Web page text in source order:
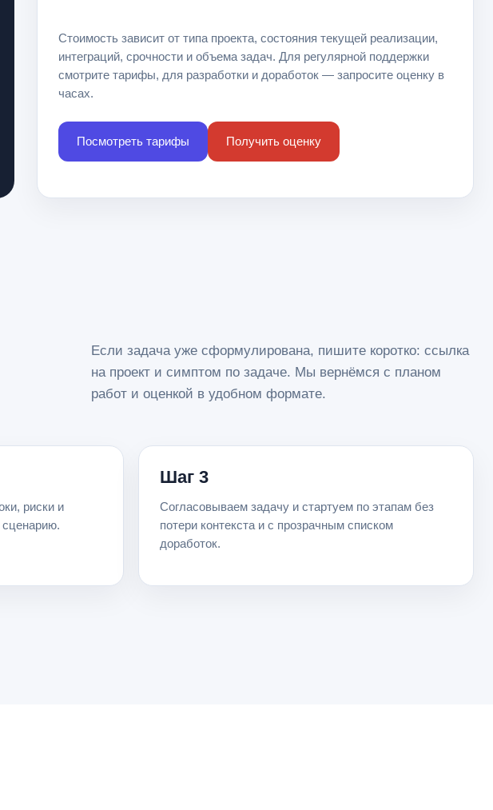
Стоимость зависит от типа проекта, состояния текущей реализации,
интеграций, срочности и объема задач. Для регулярной поддержки
смотрите тарифы, для разработки и доработок — запросите оценку в
часах.
Посмотреть тарифы Получить оценку
Если задача уже сформулирована, пишите коротко: ссылка
на проект и симптом по задаче. Мы вернёмся с планом
работ и оценкой в удобном формате.
риски и
сценарию.
Шаг 3
Согласовываем задачу и стартуем по этапам без
потери контекста и с прозрачным списком
доработок.